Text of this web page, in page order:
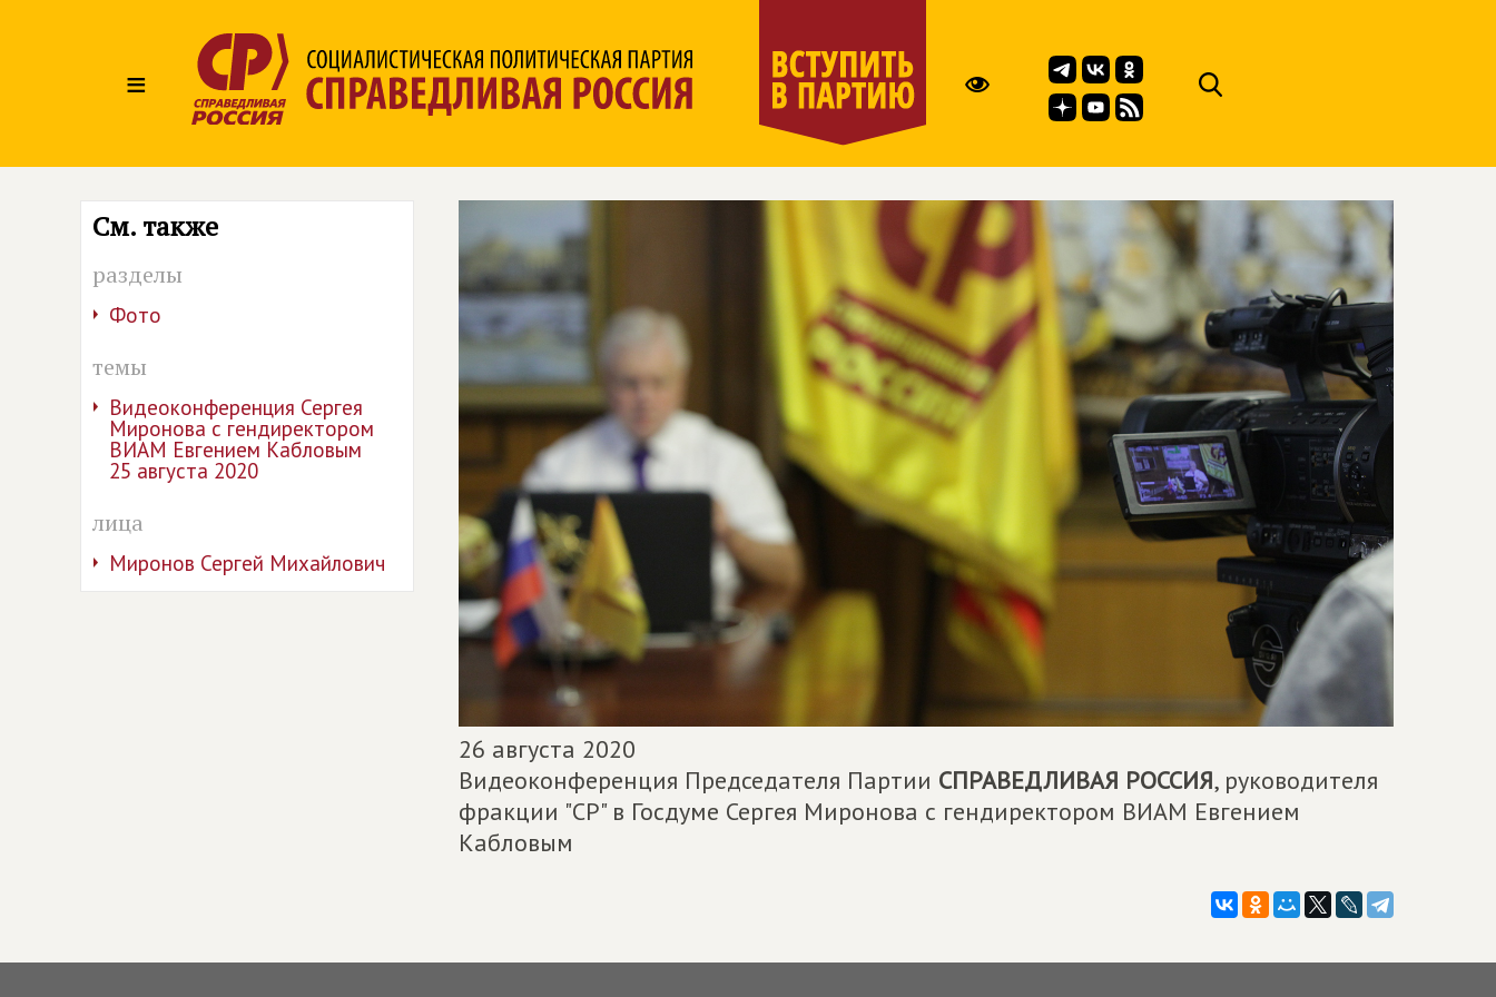
≡
См. также
разделы
Фото
темы
Видеоконференция Сергея
Миронова с гендиректором
ВИАМ Евгением Кабловым
25 августа 2020
лица
Миронов Сергей Михайлович
26 августа 2020
Видеоконференция Председателя Партии СПРАВЕДЛИВАЯ РОССИЯ, руководителя
фракции "СР" в Госдуме Сергея Миронова с гендиректором ВИАМ Евгением
Кабловым